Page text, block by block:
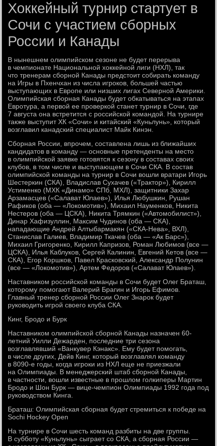
Хоккейный турнир стартует в
Сочи с участием сборных
России и Канады
В нынешнем олимпийском сезоне не будет перерыва
в чемпионате Национальной хоккейной лиги (НХЛ), так
что тренерам сборной Канады предстоит собирать команду
на Игры в Пхенчхан из числа игроков, большей частью
выступающих в Европе или низших лигах Северной Америки.
Олимпийская сборная Канады будет обкатываться на этапах
Евротура, а первой ее проверкой станет турнир в Сочи, где
7 августа она встретится с российской командой. На турнире
также выступит ХК «Сочи» и китайский «Куньлунь», который
возглавил канадский специалист Майк Кинэн.
Сборная России, впрочем, составлена лишь из ближайших
кандидатов в команду — основные претенденты на место
в олимпийской заявке готовятся к сезону в составах своих
клубов, в том числе и выступающем в Сочи СКА. В состав
олимпийской команды на турнир в Сочи вошли вратари Игорь
Шестеркин (СКА), Владислав Сухачев («Трактор»), Кирилл
Устименко (МХК «Динамо» СПб, МХЛ), защитники Захар
Арзамасцев («Салават Юлаев»), Илья Любушкин, Рушан
Рафиков (оба — «Локомотив»), Михаил Науменков, Никита
Нестеров (оба — ЦСКА), Никита Трямкин («Автомобилист»),
Динар Хафизуллин, Максим Чудинов (оба — СКА),
нападающие Андрей Алтыбармакян («СКА-Нева», ВХЛ),
Станислав Галиев, Владимир Ткачев (оба — «Ак Барс»),
Михаил Григоренко, Кирилл Капризов, Роман Любимов (все —
ЦСКА), Илья Каблуков, Сергей Калинин, Евгений Кетов (все —
СКА), Егор Коршков, Павел Красковский, Александр Полунин
(все — «Локомотив»), Артем Федоров («Салават Юлаев»).
Наставником российской команды в Сочи будет Олег Браташ,
которому помогают Валерий Брагин и Игорь Ефимов.
Главный тренер сборной России Олег Знарок будет
руководить игрой своего клуба СКА.
Кинг, Бродо и Бурк
Наставником олимпийской сборной Канады назначен 60-
летний Уилли Дежарден, последние три сезона
возглавлявший «Ванкувер Кэнакс». Ему будет помогать,
в числе других, Дейв Кинг, который возглавлял команду
в 8090-е годы, когда игроки из НХЛ еще не приезжали
на Олимпиады. В менеджерский штаб сборной Канады,
в частности, вошли известные в прошлом голкиперы Мартин
Бродо и Шон Бурк — вице-чемпион Олимпиады 1992 года под
руководством Кинга.
Браташ: Олимпийская сборная будет стремиться к победе на
Sochi Hockey Open
На турнире в Сочи шесть команд разбиты на две группы.
В субботу «Куньлунь» сыграет со СКА, а сборная России —